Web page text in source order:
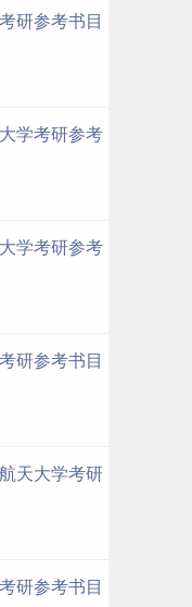
研参考书目
学考研参考
学考研参考
研参考书目
天大学考研
研参考书目